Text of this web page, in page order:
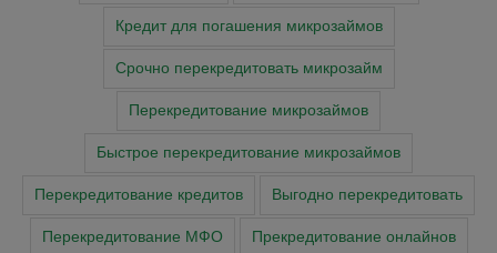
Кредит для погашения микрозаймов
Срочно перекредитовать микрозайм
Перекредитование микрозаймов
Быстрое перекредитование микрозаймов
Перекредитование кредитов Выгодно перекредитовать
Перекредитование МФО Прекредитование онлайнов